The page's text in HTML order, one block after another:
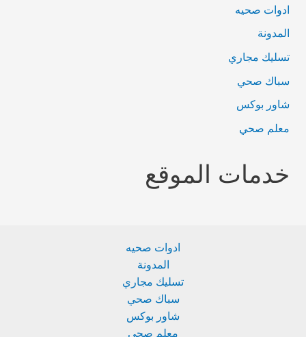
ادوات صحيه
المدونة
تسليك مجاري
سباك صحي
شاور بوكس
معلم صحي
خدمات الموقع
ادوات صحيه
المدونة
تسليك مجاري
سباك صحي
شاور بوكس
معلم صحي